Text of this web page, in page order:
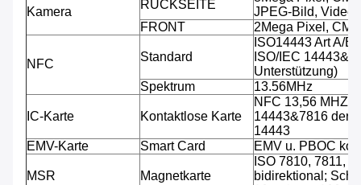
Kamera
RÜCKSEITE
JPEG-Bild, Video.
FRONT
2Mega Pixel,
NFC
Standard
ISO14443 Art A/B
ISO/IEC
Unterstützung)
Spektrum
13.56MHz
IC-Karte Kontaktlose Karte
NFC 13,56 MHZ,
14443&7816 der
14443
EMV-Karte
Smart Card EMV u. PBOC
MSR Magnetkarte
ISO 7810, 7811,
bidirektional;